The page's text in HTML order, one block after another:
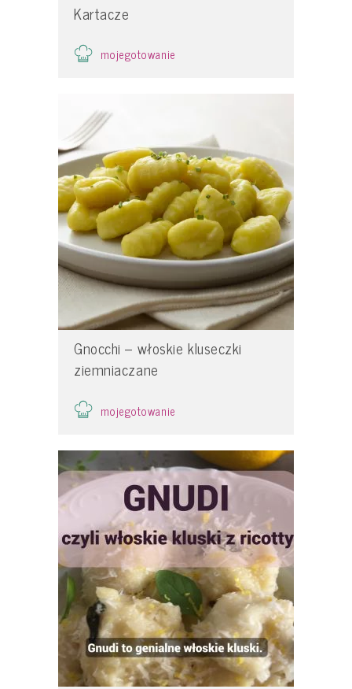
Kartacze
mojegotowanie
Gnocchi – włoskie kluseczki
ziemniaczane
mojegotowanie